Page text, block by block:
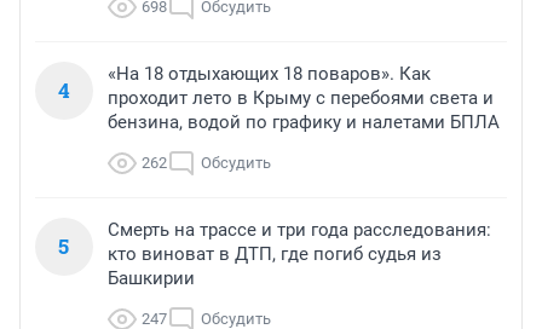
698 Обсудить
4
«На 18 отдыхающих 18 поваров». Как
проходит лето в Крыму с перебоями света и
бензина, водой по графику и налетами БПЛА
262 Обсудить
5
Смерть на трассе и три года расследования:
кто виноват в ДТП, где погиб судья из
Башкирии
247 Обсудить